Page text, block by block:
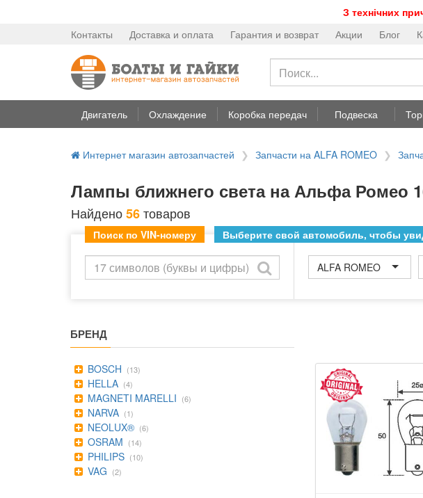
З технічних
Контакты Доставка и оплата Гарантия и возврат Акции Блог
Двигатель Охлаждение Коробка передач Подвеска
Интернет магазин автозапчастей Запчасти на ALFA ROMEO
Лампы ближнего света на Альфа Ромео
Найдено56товаров
Поиск по VIN-номеру Выберите свой автомобиль, чтобы
ALFA ROMEO
БРЕНД
BOSCH (13)
HELLA (4)
MAGNETI MARELLI (6)
NARVA (1)
NEOLUX® (6)
OSRAM (14)
PHILIPS (10)
VAG (2)